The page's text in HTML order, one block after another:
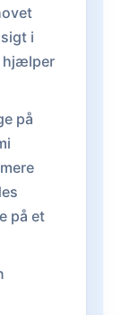
i
hjælper
på
på et